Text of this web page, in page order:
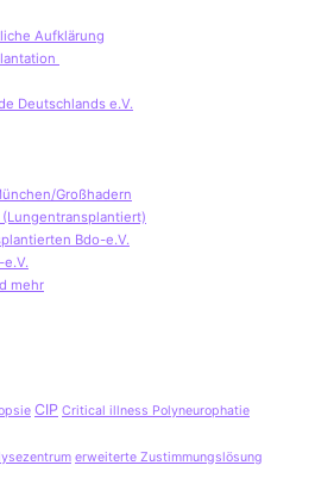
Aufklärung
Deutschlands e.V.
Großhadern
Bdo-e.V.
e.V.
mehr
CIP Critical illness Polyneurophatie
erweiterte Zustimmungslösung